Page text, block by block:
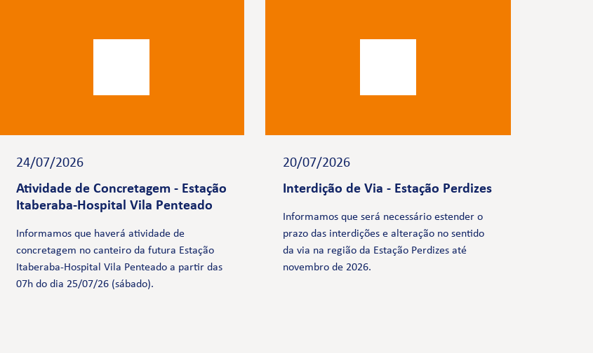
24/07/2026
Atividade de Concretagem - Estação
Itaberaba-Hospital Vila Penteado
Informamos que haverá atividade de
concretagem no canteiro da futura Estação
Itaberaba-Hospital Vila Penteado a partir das
07h do dia 25/07/26 (sábado).
20/07/2026
Interdição de Via - Estação Perdizes
Informamos que será necessário estender o
prazo das interdições e alteração no sentido
da via na região da Estação Perdizes até
novembro de 2026.